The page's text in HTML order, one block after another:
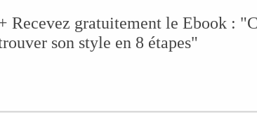
INSPIRATION MODE
Une question de détails :
Recevez gratuitement le Ebook :
son style en 8 étapes"